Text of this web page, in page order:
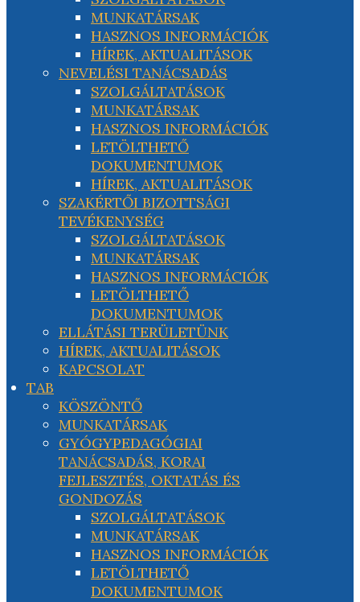
MUNKATÁRSAK
HASZNOS INFORMÁCIÓK
HÍREK, AKTUALITÁSOK
NEVELÉSI TANÁCSADÁS
SZOLGÁLTATÁSOK
MUNKATÁRSAK
HASZNOS INFORMÁCIÓK
LETÖLTHETŐ
DOKUMENTUMOK
HÍREK, AKTUALITÁSOK
SZAKÉRTŐI BIZOTTSÁGI
TEVÉKENYSÉG
SZOLGÁLTATÁSOK
MUNKATÁRSAK
HASZNOS INFORMÁCIÓK
LETÖLTHETŐ
DOKUMENTUMOK
ELLÁTÁSI TERÜLETÜNK
HÍREK, AKTUALITÁSOK
KAPCSOLAT
TAB
KÖSZÖNTŐ
MUNKATÁRSAK
GYÓGYPEDAGÓGIAI
TANÁCSADÁS, KORAI
FEJLESZTÉS, OKTATÁS ÉS
GONDOZÁS
SZOLGÁLTATÁSOK
MUNKATÁRSAK
HASZNOS INFORMÁCIÓK
LETÖLTHETŐ
DOKUMENTUMOK